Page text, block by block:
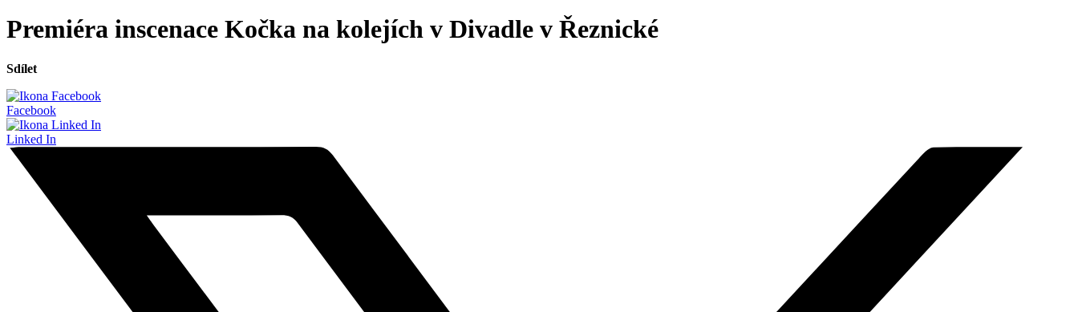
Premiéra inscenace Kočka na kolejích v Divadle v Řeznické
Sdílet
Facebook
Linked In